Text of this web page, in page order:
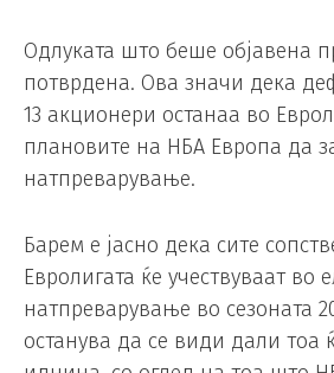
Одлуката што беше објавена
потврдена. Ова значи дека
13 акционери останаа во
плановите на НБА Европа да
натпреварување.
Барем е јасно дека сите
Евролигата ќе учествуваат во
натпреварување во сезоната
останува да се види дали тоа